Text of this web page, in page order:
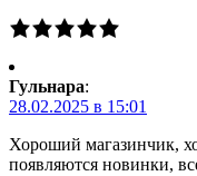
Гульнара:
28.02.2025 в 15:01
Хороший магазинчик,
появляются новинки,